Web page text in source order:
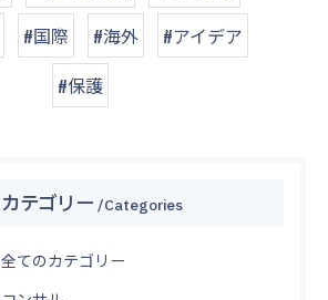
#国際 #海外
#アイデア
#保護
カテゴリー Categories
全てのカテゴリー